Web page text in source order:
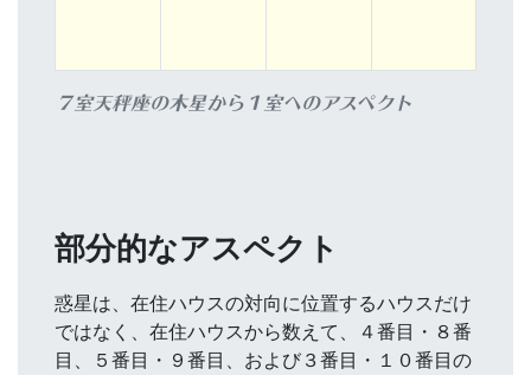
７室天秤座の木星から１室へのアスペクト
部分的なアスペクト
惑星は、在住ハウスの対向に位置するハウスだけ
ではなく、在住ハウスから数えて、４番目・８番
目、５番目・９番目、および３番目・１０番目の